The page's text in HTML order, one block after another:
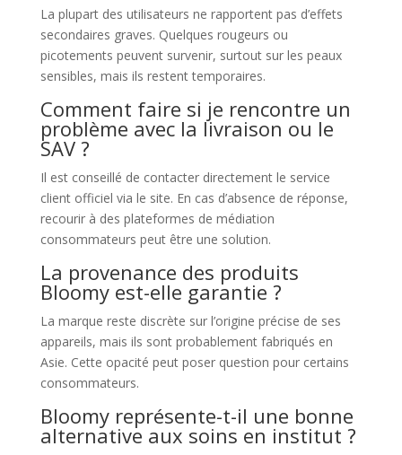
La plupart des utilisateurs ne rapportent pas d’effets
secondaires graves. Quelques rougeurs ou
picotements peuvent survenir, surtout sur les peaux
sensibles, mais ils restent temporaires.
Comment faire si je rencontre un
problème avec la livraison ou le
SAV ?
Il est conseillé de contacter directement le service
client officiel via le site. En cas d’absence de réponse,
recourir à des plateformes de médiation
consommateurs peut être une solution.
La provenance des produits
Bloomy est-elle garantie ?
La marque reste discrète sur l’origine précise de ses
appareils, mais ils sont probablement fabriqués en
Asie. Cette opacité peut poser question pour certains
consommateurs.
Bloomy représente-t-il une bonne
alternative aux soins en institut ?